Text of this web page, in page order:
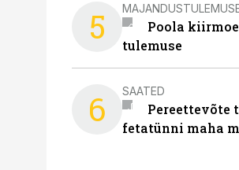
5
Poola
tulemuse
6 SAATED
Pereettevõte
fetatünni maha